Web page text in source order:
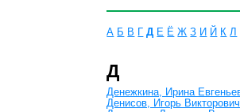
А Б В Г Д Е Ё Ж З И Й К Л
Д
Денежкина, Ирина
Денисов, Игорь Викторович